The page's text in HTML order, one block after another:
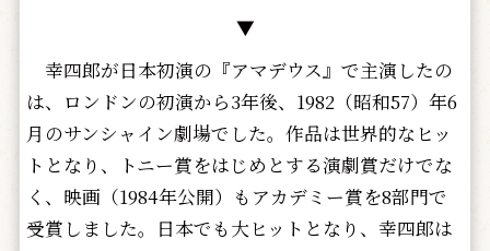
▼
幸四郎が日本初演の『アマデウス』で主演したの
は、ロンドンの初演から3年後、1982（昭和57）年6
月のサンシャイン劇場でした。作品は世界的なヒッ
トとなり、トニー賞をはじめとする演劇賞だけでな
く、映画（1984年公開）もアカデミー賞を8部門で
受賞しました。日本でも大ヒットとなり、幸四郎は